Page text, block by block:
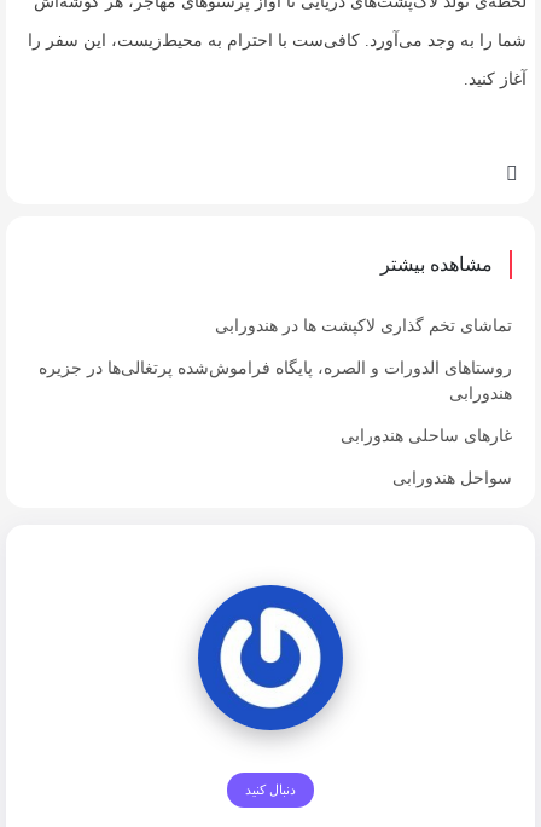
شما را به وجد می‌آورد. کافی‌ست با احترام به محیط‌زیست، این سفر را
آغاز کنید.
مشاهده بیشتر
تماشای تخم گذاری لاکپشت ها در هندورابی
روستاهای الدورات و الصره، پایگاه فراموش‌شده پرتغالی‌ها در جزیره
هندورابی
غارهای ساحلی هندورابی
سواحل هندورابی
دنبال کنید